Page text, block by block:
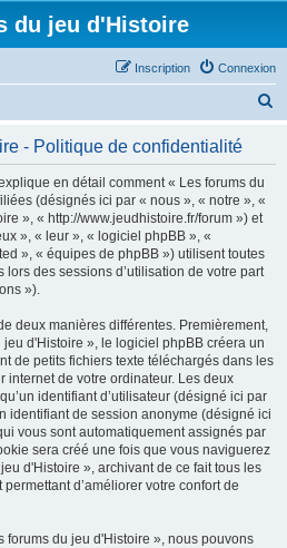
du jeu d'Histoire
Connexion
Inscription
- Politique de confidentialité
en détail comment « Les forums du
(désignés ici par « nous », « notre », «
», « http://www.jeudhistoire.fr/forum ») et
», « leur », « logiciel phpBB », «
», « équipes de phpBB ») utilisent toutes
lors des sessions d’utilisation de votre part
»).
deux manières différentes. Premièrement,
d'Histoire », le logiciel phpBB créera un
de petits fichiers texte téléchargés dans les
internet de votre ordinateur. Les deux
identifiant d’utilisateur (désigné ici par
identifiant de session anonyme (désigné ici
vous sont automatiquement assignés par
sera créé une fois que vous naviguerez
d'Histoire », archivant de ce fait tous les
d’améliorer votre confort de
forums du jeu d'Histoire », nous pouvons